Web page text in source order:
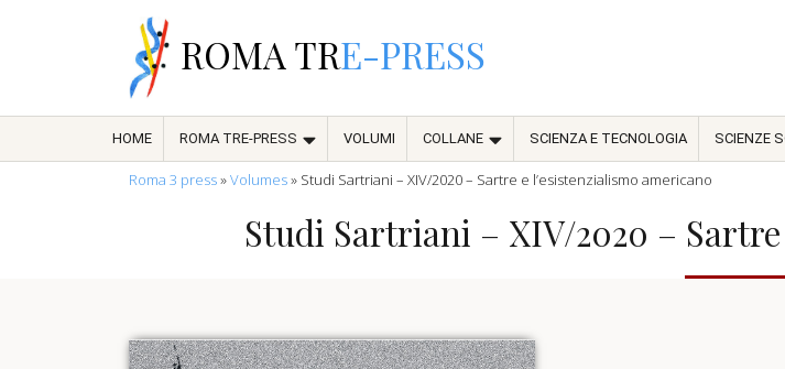
ROMA TRE-PRESS
HOME ROMA TRE-PRESS VOLUMI COLLANE SCIENZA E TECNOLOGIA SCIENZE
Roma 3 press»Volumes» Studi Sartriani – XIV/2020 – Sartre e l’esistenzialismo americano
Studi Sartriani – XIV/2020 –